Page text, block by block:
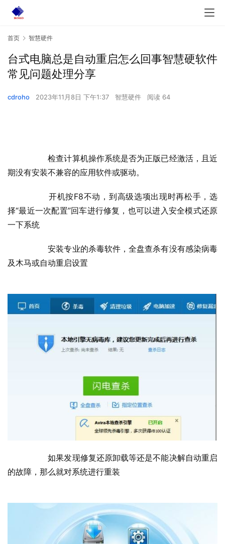
首页 智慧硬件
台式电脑总是自动重启怎么回事智慧硬软件
常见问题处理分享
cdroho 2023年11月8日 下午1:37 智慧硬件 阅读 64
期没有安装不兼容的应用软件或驱动。
择“最近一次配置”回车进行修复，也可以进入安全模式还原
一下系统
及木马或自动重启设置
的故障，那么就对系统进行重装